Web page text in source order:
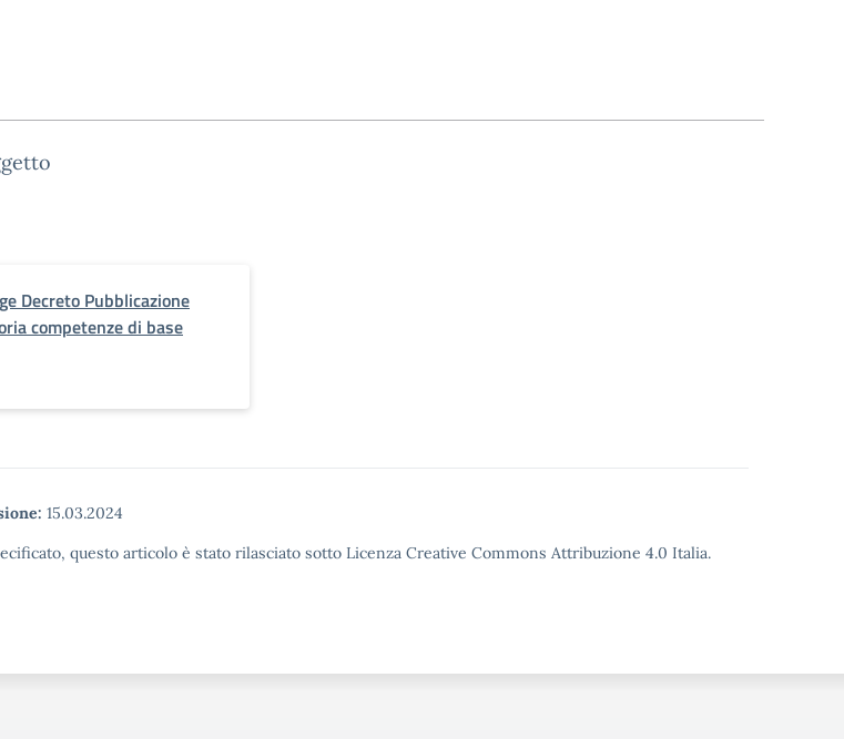
Decreto Pubblicazione
competenze di base
15.03.2024
questo articolo è stato rilasciato sotto Licenza Creative Commons Attribuzione 4.0 Italia.